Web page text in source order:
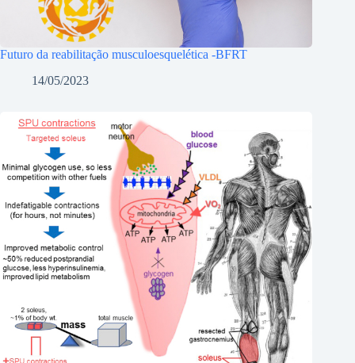
Futuro da reabilitação musculoesquelética -BFRT
14/05/2023